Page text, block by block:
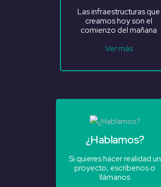
Las infraestructuras que
creamos hoy son el
comienzo del mañana
Ver más
¿Hablamos?
Si quieres hacer realidad un
proyecto, escríbenos o
llámanos